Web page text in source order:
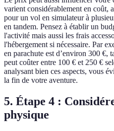
varient considérablement en coût,
pour un vol en simulateur à
en tandem. Pensez à établir un
l'activité mais aussi les frais
l'hébergement si nécessaire. Par
en parachute est d’environ 300 €,
peut coûter entre 100 € et 250 €
analysant bien ces aspects, vous
la fin de votre aventure.
5. Étape 4 :
physique